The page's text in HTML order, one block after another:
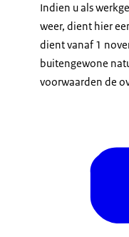
Indien u als
weer, dient hier
dient vanaf 1
buitengewone
voorwaarden de